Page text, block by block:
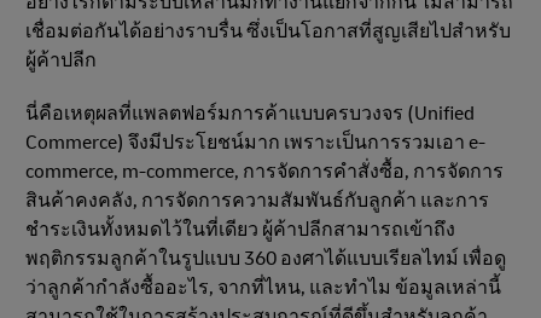
เชื่อมต่อกันได้อย่างราบรื่น ซึ่งเป็นโอกาสที่สูญเสียไปสำหรับ
ผู้ค้าปลีก
นี่คือเหตุผลที่แพลตฟอร์มการค้าแบบครบวงจร (Unified
Commerce) จึงมีประโยชน์มาก เพราะเป็นการรวมเอา e-
commerce, m-commerce, การจัดการคำสั่งซื้อ, การจัดการ
สินค้าคงคลัง, การจัดการความสัมพันธ์กับลูกค้า และการ
ชำระเงินทั้งหมดไว้ในที่เดียว ผู้ค้าปลีกสามารถเข้าถึง
พฤติกรรมลูกค้าในรูปแบบ 360 องศาได้แบบเรียลไทม์ เพื่อดู
ว่าลูกค้ากำลังซื้ออะไร, จากที่ไหน, และทำไม ข้อมูลเหล่านี้